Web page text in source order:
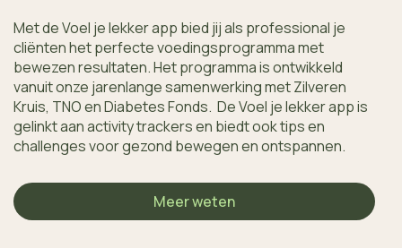
Met de Voel je lekker app bied jij als professional je
cliënten het perfecte voedingsprogramma met
bewezen resultaten. Het programma is ontwikkeld
vanuit onze jarenlange samenwerking met Zilveren
Kruis, TNO en Diabetes Fonds.  De Voel je lekker app is
gelinkt aan activity trackers en biedt ook tips en
challenges voor gezond bewegen en ontspannen.
Meer weten